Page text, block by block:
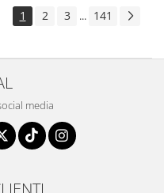
1 2 3 ... 141
media